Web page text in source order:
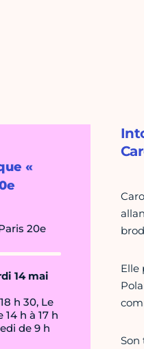
«
20e
14 mai
h 30, Le
h à 17 h
de 9 h
Elle
Son